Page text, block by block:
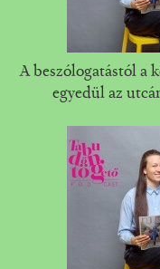
A beszólogatástól a
egyedül az